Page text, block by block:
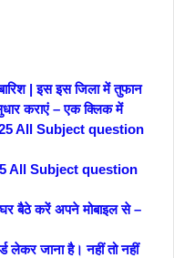
बारिश | इस इस जिला में तुफान
कराएं – एक क्लिक में
All Subject question
All Subject question
बैठे करें अपने मोबाइल से –
लेकर जाना है। नहीं तो नहीं